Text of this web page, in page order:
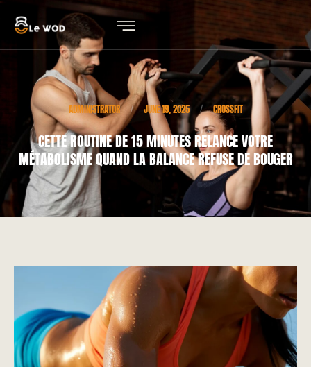
ADMINISTRATOR / JUNE 19, 2025 / CROSSFIT
CETTE ROUTINE DE 15 MINUTES RELANCE VOTRE
MÉTABOLISME QUAND LA BALANCE REFUSE DE BOUGER